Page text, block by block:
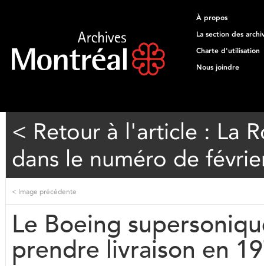
À propos
La section des
Charte d'utilisation
Nous joindre
< Retour à l'article : La
dans le numéro de
< Image précédente
Le Boeing
prendre livraison en